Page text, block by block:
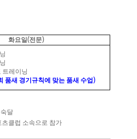
화요일(전문)
트레이닝
품새 경기규칙에 맞는 품새 수업)
달
클럽 소속으로 참가